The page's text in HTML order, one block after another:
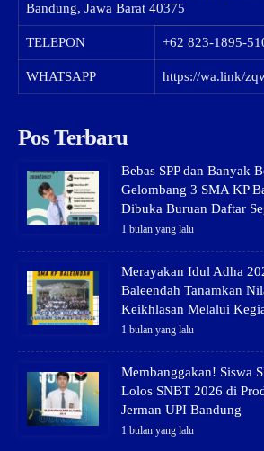
Bandung, Jawa Barat 40375
TELEPON +62 823-1895-
WHATSAPP https://wa.link/
Pos Terbaru
Bebas SPP dan Banyak
Gelombang 3 SMA KP
Dibuka Buruan Daftar
1 bulan yang lalu
Merayakan Idul Adha
Baleendah Tanamkan
Keikhlasan Melalui
1 bulan yang lalu
Membanggakan! Siswa
Lolos SNBT 2026 di
Jerman UPI Bandung
1 bulan yang lalu